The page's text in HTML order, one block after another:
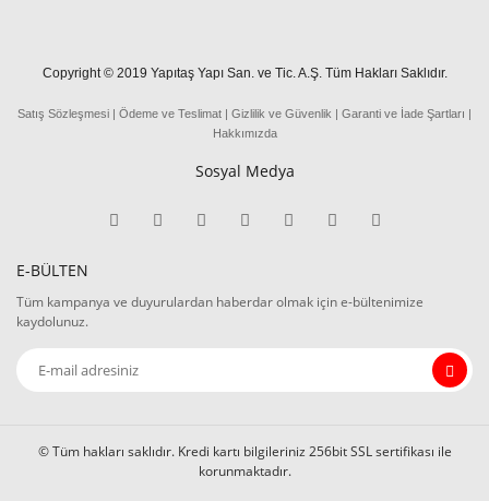
Copyright © 2019 Yapıtaş Yapı San. ve Tic. A.Ş. Tüm Hakları Saklıdır.
Satış Sözleşmesi | Ödeme ve Teslimat | Gizlilik ve Güvenlik | Garanti ve İade Şartları |
Hakkımızda
Sosyal Medya
E-BÜLTEN
Tüm kampanya ve duyurulardan haberdar olmak için e-bültenimize
kaydolunuz.
© Tüm hakları saklıdır. Kredi kartı bilgileriniz 256bit SSL sertifikası ile
korunmaktadır.